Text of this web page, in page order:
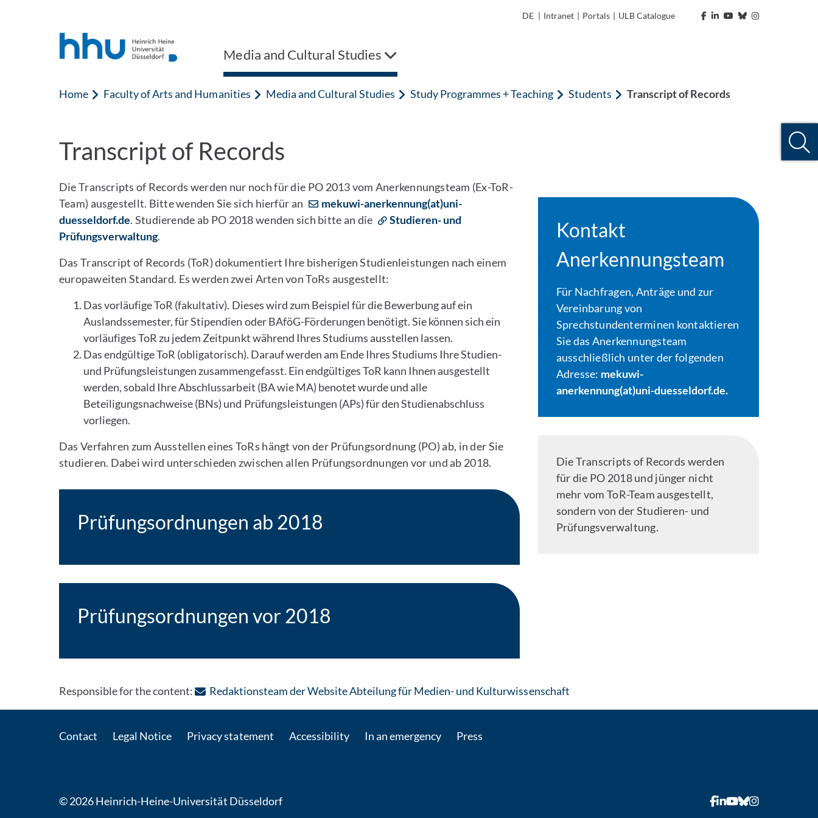
DE | Intranet | Portals | ULB Catalogue
Media and Cultural Studies
Home Faculty of Arts and Humanities Media and Cultural Studies Study Programmes + Teaching Students Transcript of Records
Transcript of Records
Die Transcripts of Records werden nur noch für die PO 2013 vom Anerkennungsteam (Ex-ToR-
Team) ausgestellt. Bitte wenden Sie sich hierfür an
mekuwi-anerkennung(at)uni-
duesseldorf.de. Studierende ab PO 2018 wenden sich bitte an die
Studieren- und
Prüfungsverwaltung.
Das Transcript of Records (ToR) dokumentiert Ihre bisherigen Studienleistungen nach einem
europaweiten Standard. Es werden zwei Arten von ToRs ausgestellt:
Das vorläufige ToR (fakultativ). Dieses wird zum Beispiel für die Bewerbung auf ein
Auslandssemester, für Stipendien oder BAföG-Förderungen benötigt. Sie können sich ein
vorläufiges ToR zu jedem Zeitpunkt während Ihres Studiums ausstellen lassen.
Das endgültige ToR (obligatorisch). Darauf werden am Ende Ihres Studiums Ihre Studien-
und Prüfungsleistungen zusammengefasst. Ein endgültiges ToR kann Ihnen ausgestellt
werden, sobald Ihre Abschlussarbeit (BA wie MA) benotet wurde und alle
Beteiligungsnachweise (BNs) und Prüfungsleistungen (APs) für den Studienabschluss
vorliegen.
Das Verfahren zum Ausstellen eines ToRs hängt von der Prüfungsordnung (PO) ab, in der Sie
studieren. Dabei wird unterschieden zwischen allen Prüfungsordnungen vor und ab 2018.
Prüfungsordnungen ab 2018
Prüfungsordnungen vor 2018
Kontakt
Anerkennungsteam
Für Nachfragen, Anträge und zur
Vereinbarung von
Sprechstundenterminen kontaktieren
Sie das Anerkennungsteam
ausschließlich unter der folgenden
Adresse: mekuwi-
anerkennung(at)uni-duesseldorf.de.
Die Transcripts of Records werden
für die PO 2018 und jünger nicht
mehr vom ToR-Team ausgestellt,
sondern von der Studieren- und
Prüfungsverwaltung.
Responsible for the content: Redaktionsteam der Website Abteilung für Medien- und Kulturwissenschaft: Contact by e-mail
Contact Legal Notice Privacy statement Accessibility In an emergency Press
© 2026 Heinrich-Heine-Universität Düsseldorf